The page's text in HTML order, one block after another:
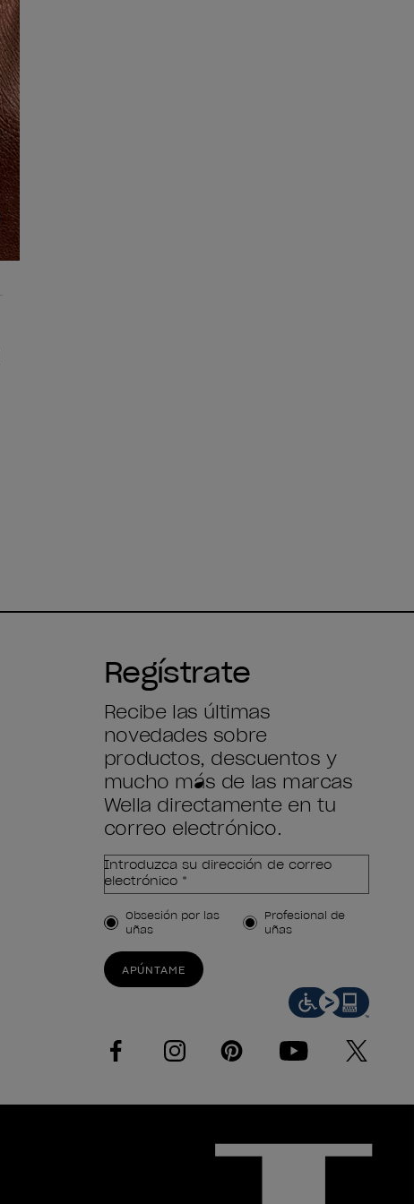
Regístrate
Recibe las últimas
novedades sobre
productos, descuentos y
mucho más de las marcas
Wella directamente en tu
correo electrónico.
Introduzca su dirección de correo
electrónico *
Tipo de cliente
Obsesión por las
uñas
Profesional de
uñas
APÚNTAME